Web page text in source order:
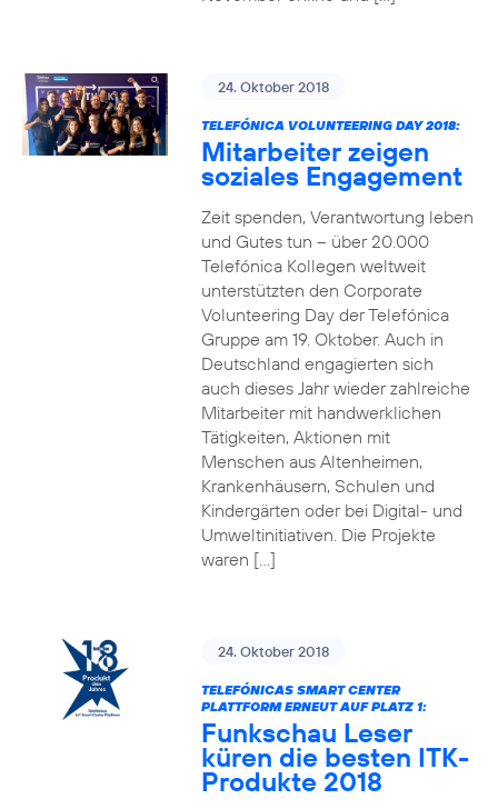
24. Oktober 2018
TELEFÓNICA VOLUNTEERING DAY 2018:
Mitarbeiter zeigen
soziales Engagement
Zeit spenden, Verantwortung leben
und Gutes tun – über 20.000
Telefónica Kollegen weltweit
unterstützten den Corporate
Volunteering Day der Telefónica
Gruppe am 19. Oktober. Auch in
Deutschland engagierten sich
auch dieses Jahr wieder zahlreiche
Mitarbeiter mit handwerklichen
Tätigkeiten, Aktionen mit
Menschen aus Altenheimen,
Krankenhäusern, Schulen und
Kindergärten oder bei Digital- und
Umweltinitiativen. Die Projekte
waren […]
24. Oktober 2018
TELEFÓNICAS SMART CENTER
PLATTFORM ERNEUT AUF PLATZ 1:
Funkschau Leser
küren die besten ITK-
Produkte 2018